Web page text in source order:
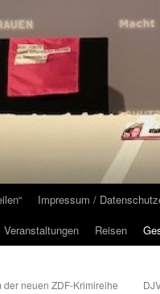
Impressum /
Veranstaltungen Reisen
der neuen ZDF-Krimireihe